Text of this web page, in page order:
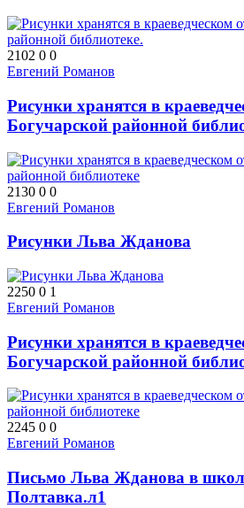
2102 0 0
Евгений Романов
Рисунки хранятся в
Богучарской районной
2130 0 0
Евгений Романов
Рисунки Льва Жданова
2250 0 1
Евгений Романов
Рисунки хранятся в
Богучарской районной
2245 0 0
Евгений Романов
Письмо Льва Жданова в
Полтавка.л1